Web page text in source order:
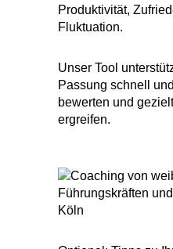
Produktivität,
Fluktuation.
Unser Tool
Passung schnell
bewerten und
ergreifen.